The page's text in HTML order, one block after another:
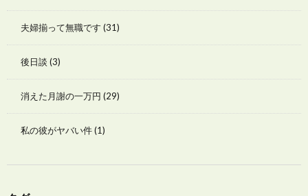
夫婦揃って無職です (31)
後日談 (3)
消えた月謝の一万円 (29)
私の彼がヤバい件(1)